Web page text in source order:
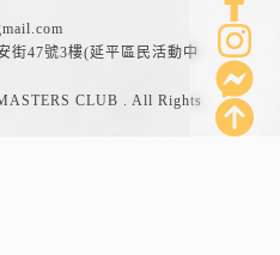
街47號3樓(延平區民活動中
CLUB . All Rights